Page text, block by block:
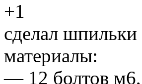
+1
сделал шпильки
материалы:
— 12 болтов м6,